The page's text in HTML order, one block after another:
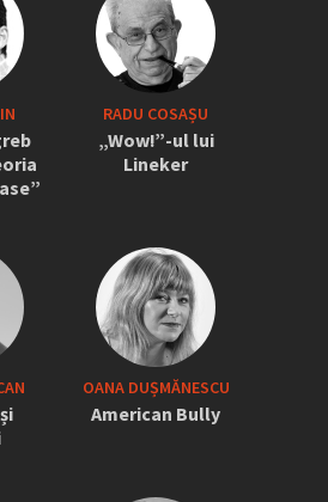
RADU COSAȘU
„Wow!”-ul lui
Lineker
OANA DUȘMĂNESCU
American Bully